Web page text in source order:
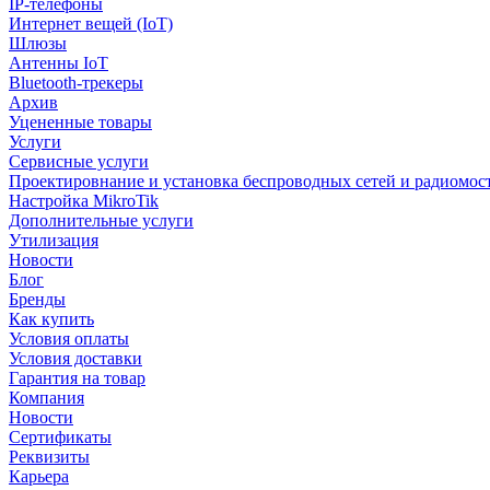
IP-телефоны
Интернет вещей (IoT)
Шлюзы
Антенны IoT
Bluetooth-трекеры
Архив
Уцененные товары
Услуги
Сервисные услуги
Проектировнание и установка беспроводных сетей и
Настройка MikroTik
Дополнительные услуги
Утилизация
Новости
Блог
Бренды
Как купить
Условия оплаты
Условия доставки
Гарантия на товар
Компания
Новости
Сертификаты
Реквизиты
Карьера